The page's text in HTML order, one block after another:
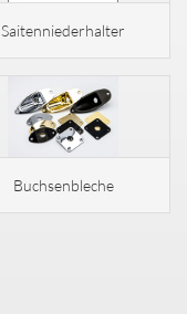
Saitenniederhalter
Buchsenbleche